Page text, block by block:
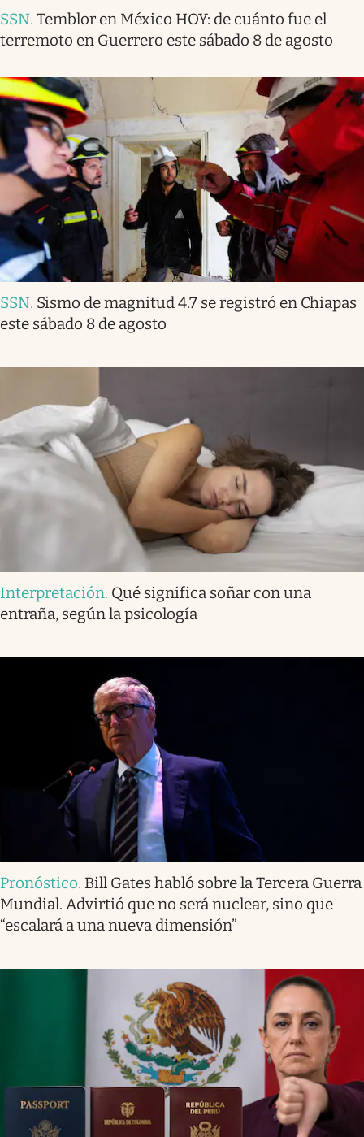
SSN. Temblor en México HOY: de cuánto fue el
terremoto en Guerrero este sábado 8 de agosto
SSN. Sismo de magnitud 4.7 se registró en Chiapas
este sábado 8 de agosto
Interpretación. Qué significa soñar con una
entraña, según la psicología
Pronóstico. Bill Gates habló sobre la Tercera Guerra
Mundial. Advirtió que no será nuclear, sino que
“escalará a una nueva dimensión”